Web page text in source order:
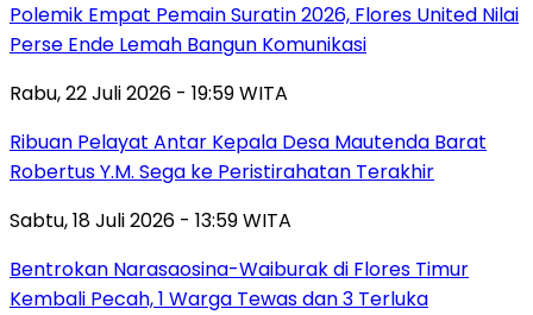
Polemik Empat Pemain Suratin 2026, Flores United Nilai
Perse Ende Lemah Bangun Komunikasi
Rabu, 22 Juli 2026 - 19:59 WITA
Ribuan Pelayat Antar Kepala Desa Mautenda Barat
Robertus Y.M. Sega ke Peristirahatan Terakhir
Sabtu, 18 Juli 2026 - 13:59 WITA
Bentrokan Narasaosina-Waiburak di Flores Timur
Kembali Pecah, 1 Warga Tewas dan 3 Terluka